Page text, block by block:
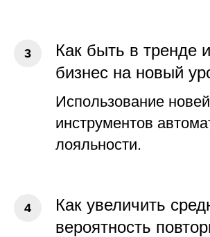
Как быть в тренде
бизнес на новый
Использование
инструментов
лояльности.
Как увеличить
вероятность